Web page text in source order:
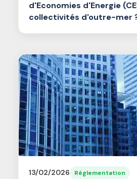
d'Economies d'Energie
collectivités d'outre-mer
13/02/2026 Réglementation